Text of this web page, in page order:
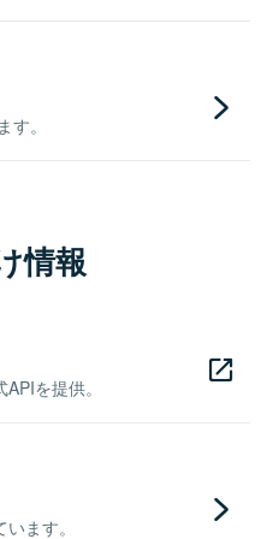
。
情報
を提供。
ます。